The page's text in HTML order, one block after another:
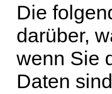
Die
darüber,
wenn Sie
Daten